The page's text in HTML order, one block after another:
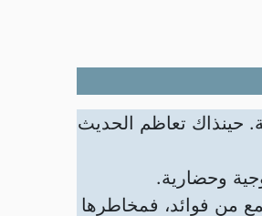
حينذاك تعاظم الحديث
وحضارية.
من فوائد، فمخاطرها